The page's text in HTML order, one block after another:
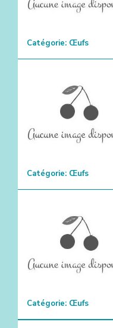
Catégorie: Œufs
Catégorie: Œufs
Catégorie: Œufs